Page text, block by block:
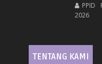
PPID
2026
TENTANG KAMI